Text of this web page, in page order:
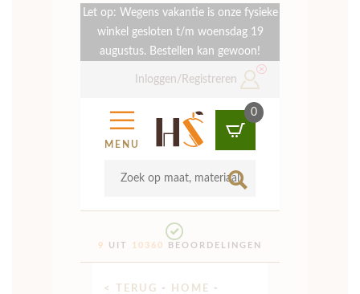
Let op: Wegens vakantie is onze fysieke
winkel gesloten t/m woensdag 19
augustus. Bestellen kan gewoon!
Inloggen/Registreren
MENU
0
9 UIT 10360 BEOORDELINGEN
< TERUG - HOME
-